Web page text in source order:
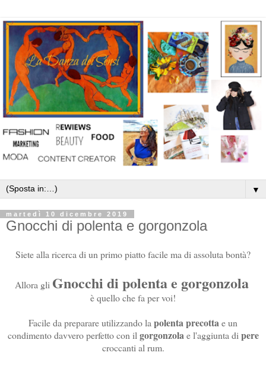
▼
martedì 10 dicembre 2019
Gnocchi di polenta e gorgonzola
Siete alla ricerca di un primo piatto facile ma di assoluta bontà?
Allora gli Gnocchi di polenta e gorgonzola
è quello che fa per voi!
Facile da preparare utilizzando la polenta precottae un
condimento davvero perfetto con il gorgonzola e l'aggiunta di pere
croccanti al rum.